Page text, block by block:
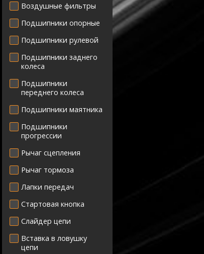
Воздушные фильтры
Подшипники опорные
Подшипники рулевой
Подшипники заднего
колеса
Подшипники
переднего колеса
Подшипники маятника
Подшипники
прогрессии
Рычаг сцепления
Рычаг тормоза
Лапки передач
Стартовая кнопка
Слайдер цепи
Вставка в ловушку
цепи